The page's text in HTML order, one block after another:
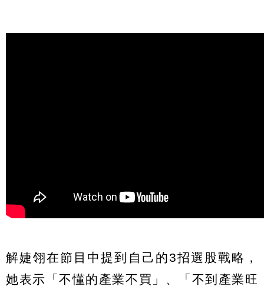
解婕翎在節目中提到自己的3招選股戰略，
她表示「不懂的產業不買」、「不到產業旺